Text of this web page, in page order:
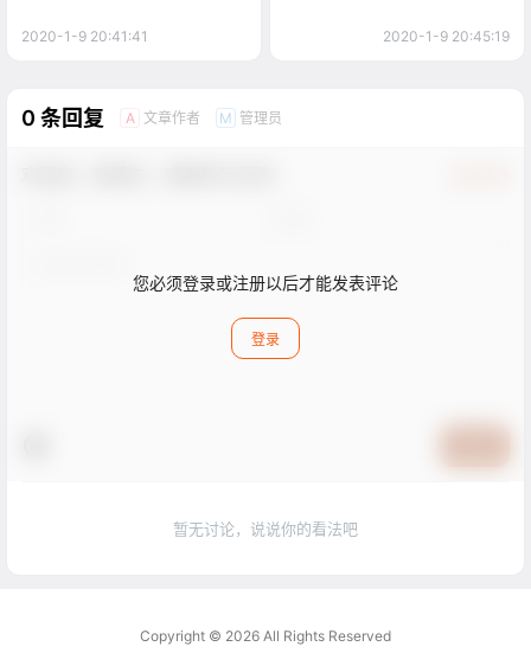
2020-1-9 20:41:41 2020-1-9 20:45:19
0 条回复 A 文章作者 M 管理员
您必须登录或注册以后才能发表评论
登录
暂无讨论，说说你的看法吧
Copyright © 2026 All Rights Reserved